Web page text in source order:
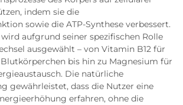
indem sie die
sowie die ATP-Synthese verbessert.
aufgrund seiner spezifischen Rolle
ausgewählt – von Vitamin B12 für
bis hin zu Magnesium für
Die natürliche
gewährleistet, dass die Nutzer eine
erfahren, ohne die